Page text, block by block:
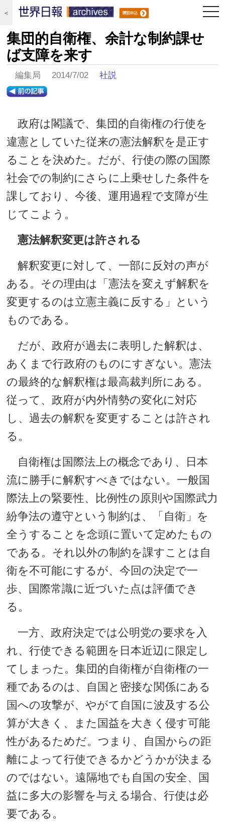
＜
集団的自衛権、余計な制約課せ
ば支障を来す
編集局 2014/7/02社説
政府は閣議で、集団的自衛権の行使を
違憲としていた従来の憲法解釈を是正す
ることを決めた。だが、行使の際の国際
社会での制約にさらに上乗せした条件を
課しており、今後、運用過程で支障が生
じてこよう。
憲法解釈変更は許される
解釈変更に対して、一部に反対の声が
ある。その理由は「憲法を変えず解釈を
変更するのは立憲主義に反する」という
ものである。
だが、政府が過去に表明した解釈は、
あくまで行政府のものにすぎない。憲法
の最終的な解釈権は最高裁判所にある。
従って、政府が内外情勢の変化に対応
し、過去の解釈を変更することは許され
る。
自衛権は国際法上の概念であり、日本
流に勝手に解釈すべきではない。一般国
際法上の緊要性、比例性の原則や国際武力
紛争法の遵守という制約は、「自衛」を
全うすることを念頭に置いて定めたもの
である。それ以外の制約を課すことは自
衛を不可能にするが、今回の決定で一
歩、国際常識に近づいた点は評価でき
る。
一方、政府決定では公明党の要求を入
れ、行使できる範囲を日本近辺に限定し
てしまった。集団的自衛権が自衛権の一
種であるのは、自国と密接な関係にある
国への攻撃が、やがて自国に波及する公
算が大きく、また国益を大きく侵す可能
性があるためだ。つまり、自国からの距
離によって行使できるかどうかが決まる
のではない。遠隔地でも自国の安全、国
益に多大の影響を与える場合、行使は必
要である。